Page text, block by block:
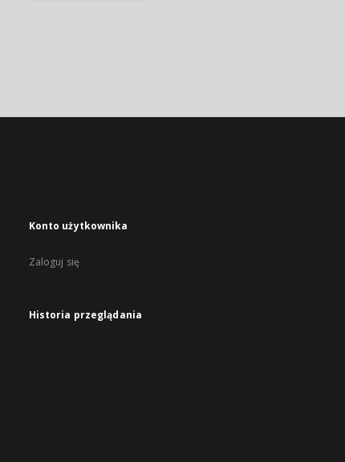
Konto użytkownika
Zaloguj się
Historia przeglądania